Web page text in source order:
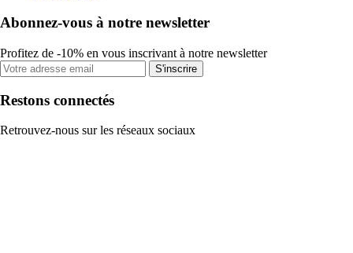
Abonnez-vous à notre newsletter
Profitez de -10% en vous inscrivant à notre newsletter
S'inscrire
Restons connectés
Retrouvez-nous sur les réseaux sociaux